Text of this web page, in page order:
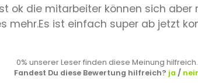
ok die mitarbeiter können sich
ist einfach super ab jetzt
0% unserer Leser finden diese Meinung hilfreich.
Fandest Du diese Bewertung hilfreich? ja /